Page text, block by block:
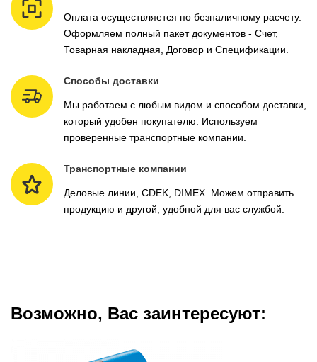
Оплата осуществляется по безналичному расчету.
Оформляем полный пакет документов - Счет,
Товарная накладная, Договор и Спецификации.
Способы доставки
Мы работаем с любым видом и способом доставки,
который удобен покупателю. Используем
проверенные транспортные компании.
Транспортные компании
Деловые линии, CDEK, DIMEX. Можем отправить
продукцию и другой, удобной для вас службой.
Возможно, Вас заинтересуют: